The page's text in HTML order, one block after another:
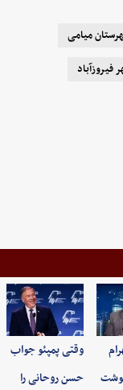
میامی
فیروزآباد
وقتی پمپئو جواب
حسن روحانی را